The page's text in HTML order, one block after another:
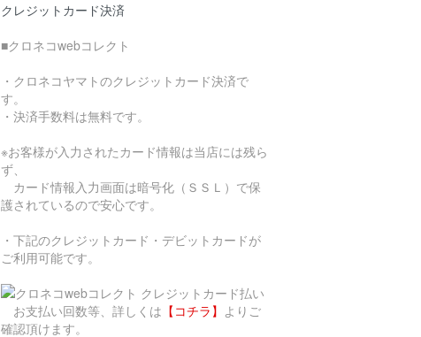
クレジットカード決済
■クロネコwebコレクト
・クロネコヤマトのクレジットカード決済で
す。
・決済手数料は無料です。
※お客様が入力されたカード情報は当店には残ら
ず、
カード情報入力画面は暗号化（ＳＳＬ）で保
護されているので安心です。
・下記のクレジットカード・デビットカードが
ご利用可能です。
お支払い回数等、詳しくは 【コチラ】 よりご
確認頂けます。